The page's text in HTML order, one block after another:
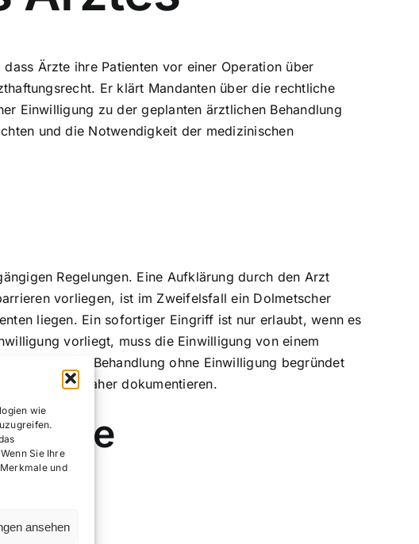
wie
Sie Ihre
und
ansehen
Ärzte ihre Patienten vor einer Operation über
Er klärt Mandanten über die rechtliche
Einwilligung zu der geplanten ärztlichen Behandlung
und die Notwendigkeit der medizinischen
Regelungen. Eine Aufklärung durch den Arzt
vorliegen, ist im Zweifelsfall ein Dolmetscher
liegen. Ein sofortiger Eingriff ist nur erlaubt, wenn es
vorliegt, muss die Einwilligung von einem
Eine Behandlung ohne Einwilligung begründet
630f BGB daher dokumentieren.